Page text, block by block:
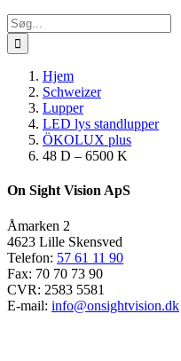
Søg
efter:
Hjem
Schweizer
Lupper
LED lys standlupper
ÖKOLUX plus
48 D – 6500 K
On Sight Vision ApS
Åmarken 2
4623 Lille Skensved
Telefon: 57 61 11 90
Fax: 70 70 73 90
CVR: 2583 5581
E-mail: info@onsightvision.dk